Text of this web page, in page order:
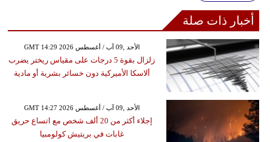
أخبار ذات صلة
GMT 14:29 2026 الأحد ,09 آب / أغسطس
زلزال بقوة 5 درجات على مقياس ريختر يضرب
ألاسكا الأميركية دون خسائر بشرية أو مادية
GMT 14:27 2026 الأحد ,09 آب / أغسطس
إجلاء أكثر من 20 ألف شخص مع اتساع حريق
غابات في بريتيش كولومبيا